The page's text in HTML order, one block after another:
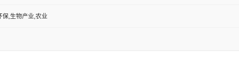
保,生物产业,农业